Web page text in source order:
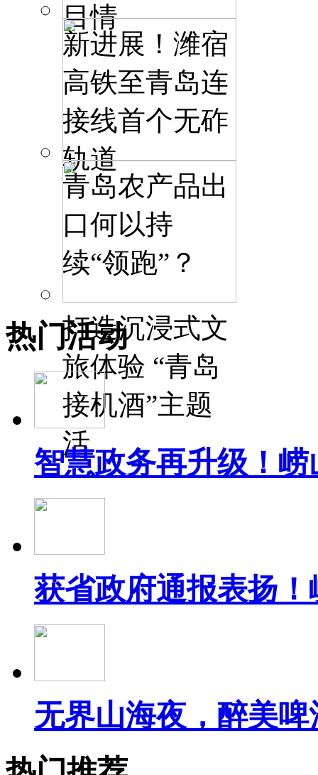
目情
新进展！潍宿
高铁至青岛连
接线首个无砟
轨道
青岛农产品出
口何以持
续“领跑”？
打造沉浸式文
旅体验 “青岛
接机酒”主题
活
热门活动
智慧政务再升级！
获省政府通报表扬
无界山海夜，醉美